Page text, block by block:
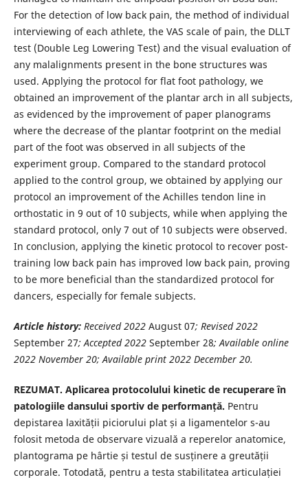
For the detection of low back pain, the method of individual
interviewing of each athlete, the VAS scale of pain, the DLLT
test (Double Leg Lowering Test) and the visual evaluation of
any malalignments present in the bone structures was
used. Applying the protocol for flat foot pathology, we
obtained an improvement of the plantar arch in all subjects,
as evidenced by the improvement of paper planograms
where the decrease of the plantar footprint on the medial
part of the foot was observed in all subjects of the
experiment group. Compared to the standard protocol
applied to the control group, we obtained by applying our
protocol an improvement of the Achilles tendon line in
orthostatic in 9 out of 10 subjects, while when applying the
standard protocol, only 7 out of 10 subjects were observed.
In conclusion, applying the kinetic protocol to recover post-
training low back pain has improved low back pain, proving
to be more beneficial than the standardized protocol for
dancers, especially for female subjects.
Article history:Received 2022 August 07; Revised 2022
September 27; Accepted 2022 September 28; Available online
2022 November 20; Available print 2022 December 20.
REZUMAT. Aplicarea protocolului kinetic de recuperare în
patologiile dansului sportiv de performanță. Pentru
depistarea laxității piciorului plat și a ligamentelor s-au
folosit metoda de observare vizuală a reperelor anatomice,
plantograma pe hârtie și testul de susținere a greutății
corporale. Totodată, pentru a testa stabilitatea articulației